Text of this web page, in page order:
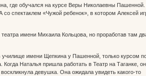
где обучался на курсе Веры Николаевны
спектаклем «Чужой ребенок», в котором Алексей
имени Михаила Кольцова, но проработав там
училище имени Щепкина у Пашенной, только курсом
Наталья пришла работать в Театр на Таганке,
девушка. Она ожидала увидеть какого-то